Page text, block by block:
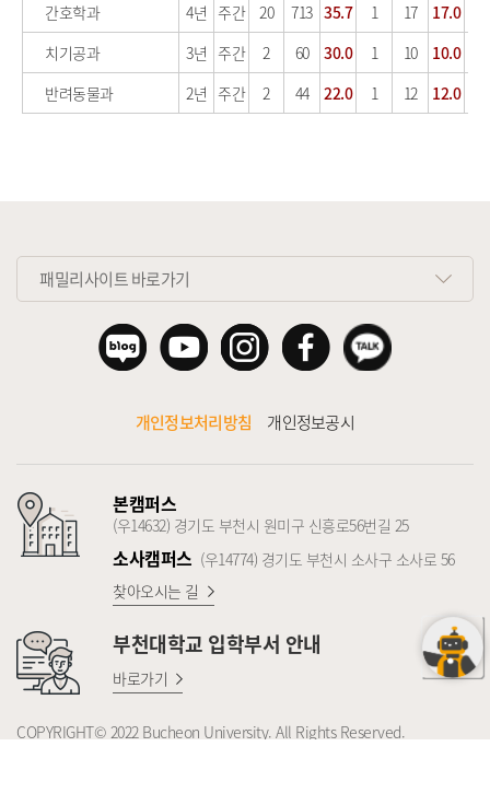
간호학과
4년 주간 20 713 35.7 1 17 17.0
치기공과
3년 주간 2 60 30.0 1 10 10.0
반려동물과
2년 주간 2 44 22.0 1 12 12.0
패밀리사이트 바로가기
개인정보처리방침 개인정보공시
본캠퍼스
(우14632) 경기도 부천시 원미구 신흥로56번길 25
소사캠퍼스 (우14774) 경기도 부천시 소사구 소사로 56
찾아오시는 길
부천대학교 입학부서 안내
바로가기
COPYRIGHT© 2022 Bucheon University. All Rights Reserved.